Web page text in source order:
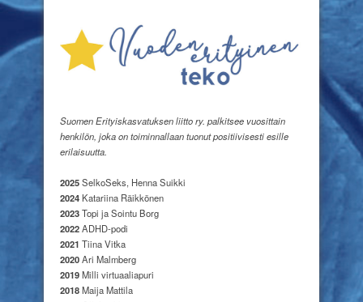
Suomen Erityiskasvatuksen liitto ry. palkitsee vuosittain
henkilön, joka on toiminnallaan tuonut positiivisesti esille
erilaisuutta.
2025SelkoSeks, Henna Suikki
2024 Katariina Räikkönen
2023Topi ja Sointu Borg
2022ADHD-podi
2021 Tiina Vitka
2020Ari Malmberg
2019Milli virtuaaliapuri
2018Maija Mattila